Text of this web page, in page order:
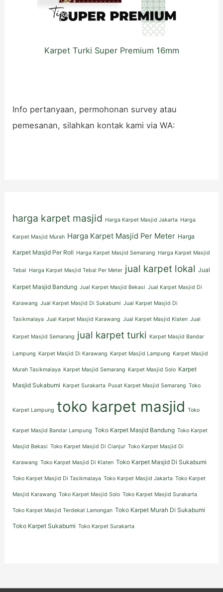
Karpet Turki Super Premium 16mm
Info pertanyaan, permohonan survey atau
pemesanan, silahkan kontak kami via WA:
harga karpet masjid Harga Karpet Masjid Jakarta Harga
Karpet Masjid Murah Harga Karpet Masjid Per Meter Harga
Karpet Masjid Per Roll Harga Karpet Masjid Semarang Harga Karpet Masjid
Tebal Harga Karpet Masjid Tebal Per Meter jual karpet lokal Jual
Karpet Masjid Bandung Jual Karpet Masjid Bekasi Jual Karpet Masjid Di
Karawang Jual Karpet Masjid Di Sukabumi Jual Karpet Masjid Di
Tasikmalaya Jual Karpet Masjid Karawang Jual Karpet Masjid Klaten Jual
Karpet Masjid Semarang jual karpet turki Karpet Masjid Bandar
Lampung Karpet Masjid Di Karawang Karpet Masjid Lampung Karpet Masjid
Murah Tasikmalaya Karpet Masjid Semarang Karpet Masjid Solo Karpet
Masjid Sukabumi Karpet Surakarta Pusat Karpet Masjid Semarang Toko
Karpet Lampung toko karpet masjid Toko
Karpet Masjid Bandar Lampung Toko Karpet Masjid Bandung Toko Karpet
Masjid Bekasi Toko Karpet Masjid Di Cianjur Toko Karpet Masjid Di
Karawang Toko Karpet Masjid Di Klaten Toko Karpet Masjid Di Sukabumi
Toko Karpet Masjid Di Tasikmalaya Toko Karpet Masjid Jakarta Toko Karpet
Masjid Karawang Toko Karpet Masjid Solo Toko Karpet Masjid Surakarta
Toko Karpet Masjid Terdekat Lamongan Toko Karpet Murah Di Sukabumi
Toko Karpet Sukabumi Toko Karpet Surakarta